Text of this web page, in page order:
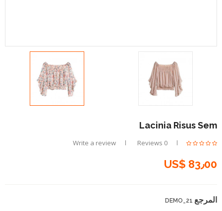
Lacinia Risus Sem
0 Reviews
Write a review
US$ 83٫00
المرجع DEMO_21